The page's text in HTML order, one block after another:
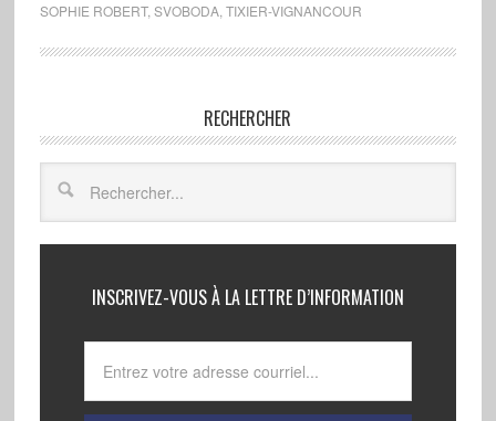
SOPHIE ROBERT, SVOBODA, TIXIER-VIGNANCOUR
RECHERCHER
INSCRIVEZ-VOUS À LA LETTRE D’INFORMATION